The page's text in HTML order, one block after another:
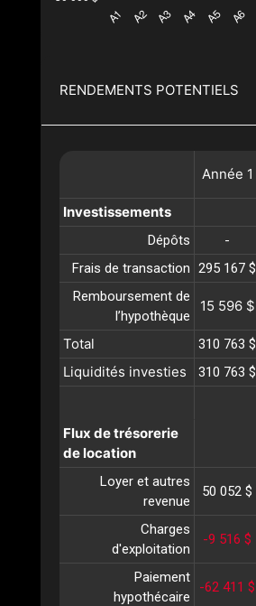
RENDEMENTS POTENTIELS
Année 1
Investissements
Dépôts -
Frais de transaction 295 167 $
Remboursement de
l’hypothèque
15 596 $
Total 310 763 $
Liquidités investies 310 763 $
Flux de trésorerie
de location
Loyer et autres
revenue
50 052 $
Charges
d'exploitation
-9 516 $
Paiement
hypothécaire
-62 411 $